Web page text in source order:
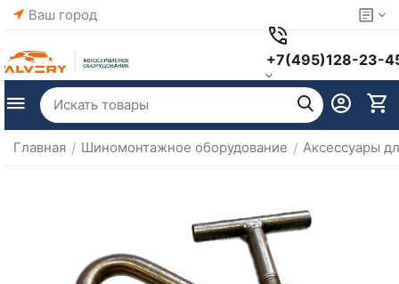
Ваш город
+7(495)128-23-
Главная / Шиномонтажное оборудование / Аксессуары